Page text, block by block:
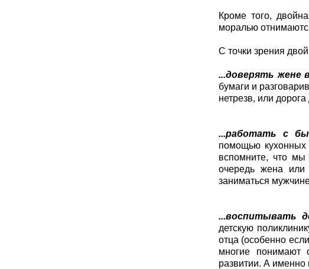
Кроме того,
моралью
С точки зрения
...доверять жене
бумаги и
нетрезв, или
...работать с
помощью кухонных
вспомните, что
очередь жена или
заниматься
...воспитывать
детскую
отца (особенно
многие понимают
развитии. А именно